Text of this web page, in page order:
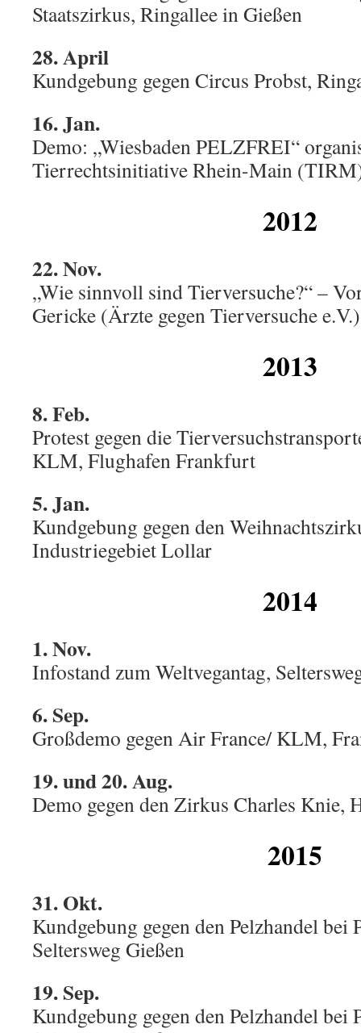
Staatszirkus, Ringallee in Gießen
28. April
Kundgebung gegen Circus Probst,
16. Jan.
Demo: „Wiesbaden PELZFREI“
Tierrechtsinitiative Rhein-Main
2012
22. Nov.
„Wie sinnvoll sind Tierversuche?“ –
Gericke (Ärzte gegen Tierversuche
2013
8. Feb.
Protest gegen die
KLM, Flughafen Frankfurt
5. Jan.
Kundgebung gegen den
Industriegebiet Lollar
2014
1. Nov.
Infostand zum Weltvegantag,
6. Sep.
Großdemo gegen Air France/ KLM,
19. und 20. Aug.
Demo gegen den Zirkus Charles Knie,
2015
31. Okt.
Kundgebung gegen den Pelzhandel
Seltersweg Gießen
19. Sep.
Kundgebung gegen den Pelzhandel